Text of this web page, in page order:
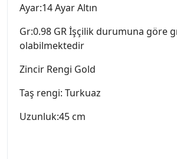
Ayar:14 Ayar Altın
Gr:0.98 GR İşçilik durumuna göre
olabilmektedir
Zincir Rengi Gold
Taş rengi: Turkuaz
Uzunluk:45 cm